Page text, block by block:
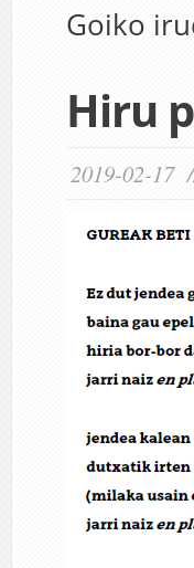
Goiko
Hiru
2019-02-17